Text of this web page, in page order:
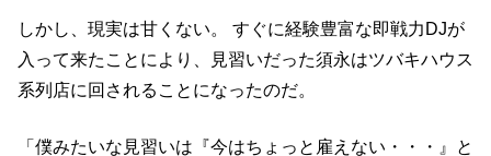
しかし、現実は甘くない。 すぐに経験豊富な即戦力DJが
入って来たことにより、見習いだった須永はツバキハウス
系列店に回されることになったのだ。
「僕みたいな見習いは『今はちょっと雇えない・・・』と